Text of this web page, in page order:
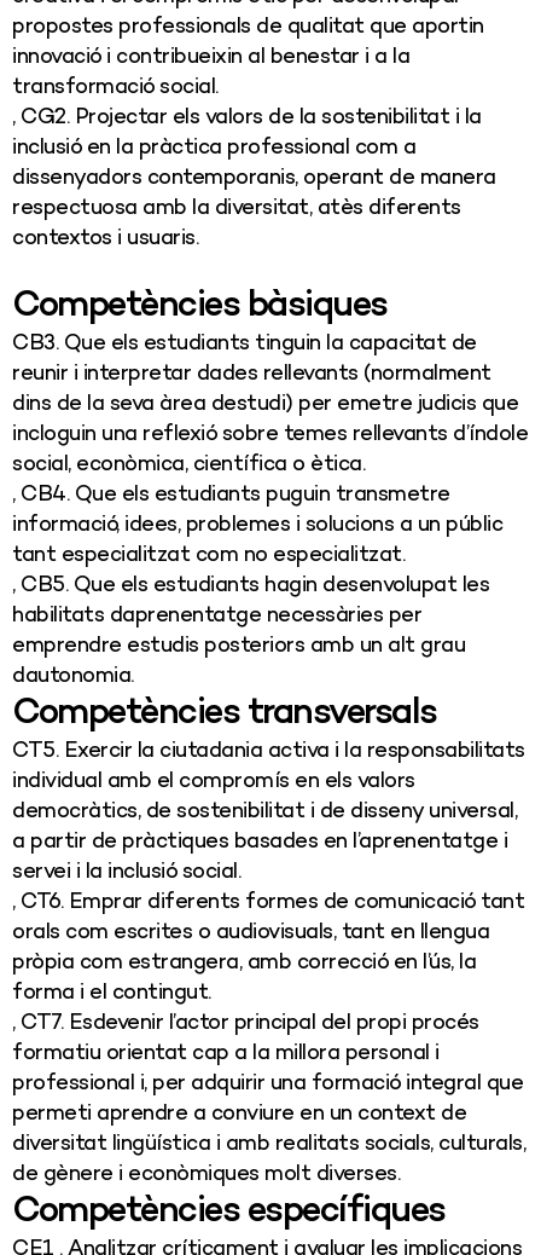
propostes professionals de qualitat que aportin
innovació i contribueixin al benestar i a la
transformació social.
, CG2. Projectar els valors de la sostenibilitat i la
inclusió en la pràctica professional com a
dissenyadors contemporanis, operant de manera
respectuosa amb la diversitat, atès diferents
contextos i usuaris.
Competències bàsiques
CB3. Que els estudiants tinguin la capacitat de
reunir i interpretar dades rellevants (normalment
dins de la seva àrea destudi) per emetre judicis que
incloguin una reflexió sobre temes rellevants d’índole
social, econòmica, científica o ètica.
, CB4. Que els estudiants puguin transmetre
informació, idees, problemes i solucions a un públic
tant especialitzat com no especialitzat.
, CB5. Que els estudiants hagin desenvolupat les
habilitats daprenentatge necessàries per
emprendre estudis posteriors amb un alt grau
dautonomia.
Competències transversals
CT5. Exercir la ciutadania activa i la responsabilitats
individual amb el compromís en els valors
democràtics, de sostenibilitat i de disseny universal,
a partir de pràctiques basades en l’aprenentatge i
servei i la inclusió social.
, CT6. Emprar diferents formes de comunicació tant
orals com escrites o audiovisuals, tant en llengua
pròpia com estrangera, amb correcció en l’ús, la
forma i el contingut.
, CT7. Esdevenir l’actor principal del propi procés
formatiu orientat cap a la millora personal i
professional i, per adquirir una formació integral que
permeti aprendre a conviure en un context de
diversitat lingüística i amb realitats socials, culturals,
de gènere i econòmiques molt diverses.
Competències específiques